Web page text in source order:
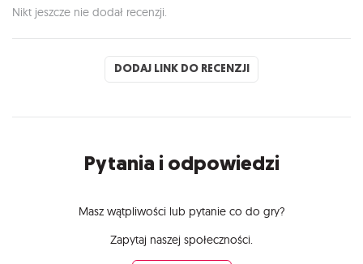
Nikt jeszcze nie dodał recenzji.
DODAJ LINK DO RECENZJI
Pytania i odpowiedzi
Masz wątpliwości lub pytanie co do gry?
Zapytaj naszej społeczności.